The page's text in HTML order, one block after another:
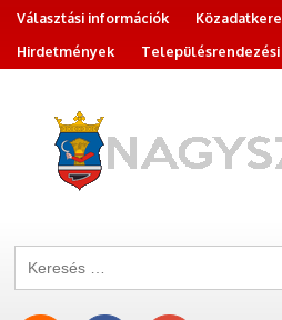
Választási információk
Hirdetmények